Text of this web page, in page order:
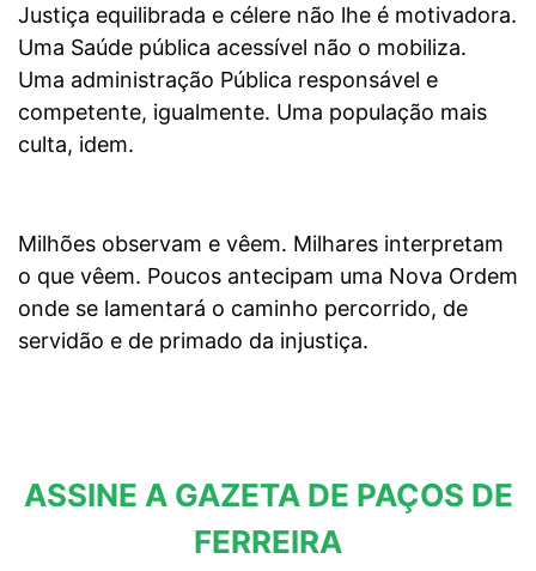
Justiça equilibrada e célere não lhe é motivadora.
Uma Saúde pública acessível não o mobiliza.
Uma administração Pública responsável e
competente, igualmente. Uma população mais
culta, idem.
Milhões observam e vêem. Milhares interpretam
o que vêem. Poucos antecipam uma Nova Ordem
onde se lamentará o caminho percorrido, de
servidão e de primado da injustiça.
ASSINE A GAZETA DE PAÇOS DE
FERREIRA